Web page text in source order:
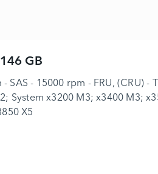
GB
- SAS - 15000 rpm - FRU, (CRU) -
System x3200 M3; x3400 M3;
X5